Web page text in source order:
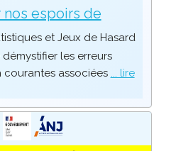
espoirs de
et Jeux de Hasard
les erreurs
associées ... lire